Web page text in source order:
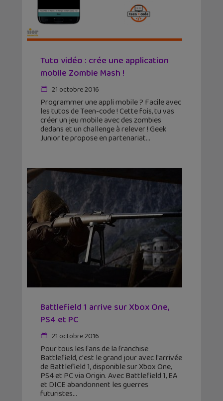
Tuto vidéo : crée une application
mobile Zombie Mash !
21 octobre 2016
Programmer une appli mobile ? Facile avec
les tutos de Teen-code ! Cette fois, tu vas
créer un jeu mobile avec des zombies
dedans et un challenge à relever ! Geek
Junior te propose en partenariat
Battlefield 1 arrive sur Xbox One,
PS4 et PC
21 octobre 2016
Pour tous les fans de la franchise
Battlefield, c'est le grand jour avec l'arrivée
de Battlefield 1, disponible sur Xbox One,
PS4 et PC via Origin. Avec Battlefield 1, EA
et DICE abandonnent les guerres
futuristes